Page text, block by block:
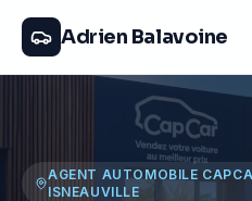
Adrien Balavoine
AGENT AUTOMOBILE
ISNEAUVILLE